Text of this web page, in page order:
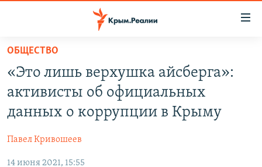
Вернуться
основному
содержанию
главной
навигации
Вернутся
11 ЛЕТ ОККУПАЦИИ КРЫМА. 11 ИСТОРИЙ СОПРОТИВЛЕНИЯ
ЕЩЕ
ОБЩЕСТВО
«Это лишь верхушка айсберга»:
активисты об официальных
данных о коррупции в Крыму
Павел Кривошеев
14 июня 2021, 15:55